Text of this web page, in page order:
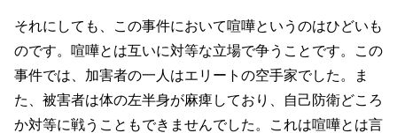
それにしても、この事件において喧嘩というのはひどいも
のです。喧嘩とは互いに対等な立場で争うことです。この
事件では、加害者の一人はエリートの空手家でした。ま
た、被害者は体の左半身が麻痺しており、自己防衛どころ
か対等に戦うこともできませんでした。これは喧嘩とは言